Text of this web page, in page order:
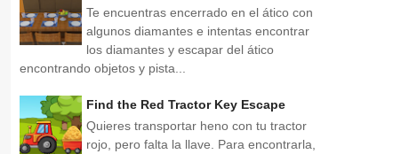
Te encuentras encerrado en el ático con
algunos diamantes e intentas encontrar
los diamantes y escapar del ático
encontrando objetos y pista...
Find the Red Tractor Key Escape
Quieres transportar heno con tu tractor
rojo, pero falta la llave. Para encontrarla,